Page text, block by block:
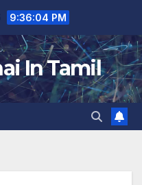
9:36:05 PM
In Tamil